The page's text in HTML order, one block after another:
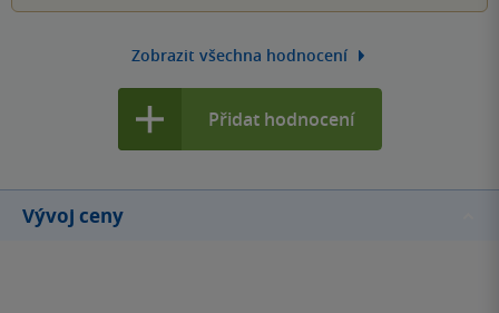
Zobrazit všechna hodnocení
Přidat hodnocení
Vývoj ceny